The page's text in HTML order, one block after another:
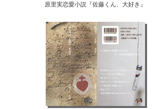
原里実恋愛小説『佐藤くん、大好き』